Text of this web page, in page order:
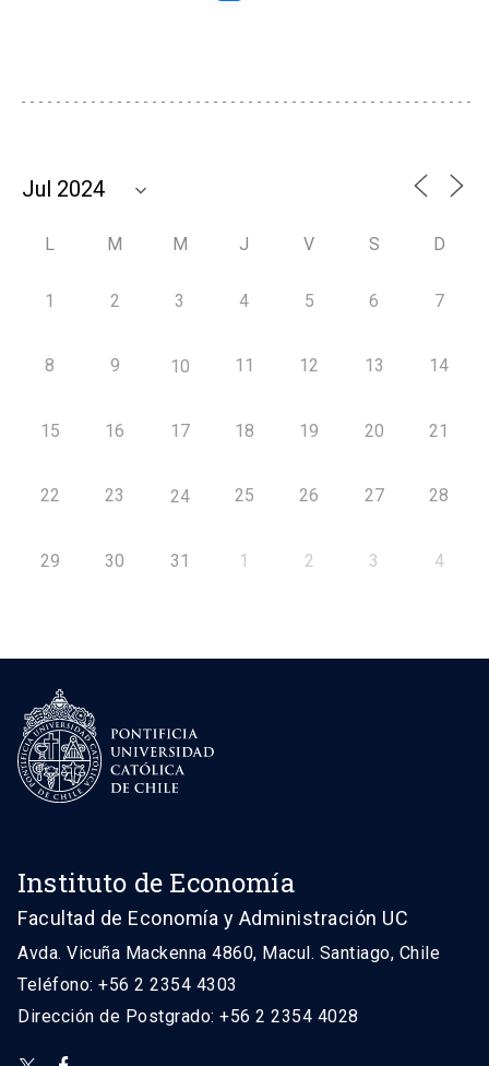
L M M J V S D
1 2 3 4 5 6 7
8 9 10 11 12 13 14
15 16 17 18 19 20 21
22 23 24 25 26 27 28
29 30 31 1 2 3 4
Instituto de Economía
Facultad de Economía y Administración UC
Avda. Vicuña Mackenna 4860, Macul. Santiago, Chile
Teléfono: +56 2 2354 4303
Dirección de Postgrado: +56 2 2354 4028